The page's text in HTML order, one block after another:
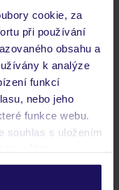
cookie, za
při používání
obsahu a
k analýze
funkcí
nebo jeho
funkce webu.
souhlas s uložením